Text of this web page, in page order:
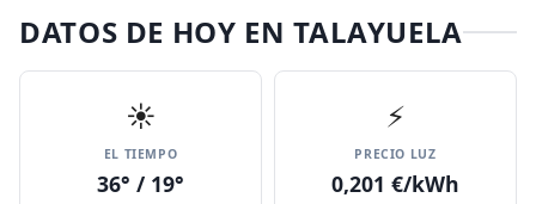
DATOS DE HOY EN TALAYUELA
☀️
EL TIEMPO
36° / 19°
⚡
PRECIO LUZ
0,201 €/kWh